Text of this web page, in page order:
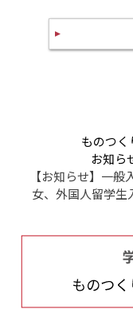
ものつく
お知ら
【お知らせ】一
女、外国人留学生